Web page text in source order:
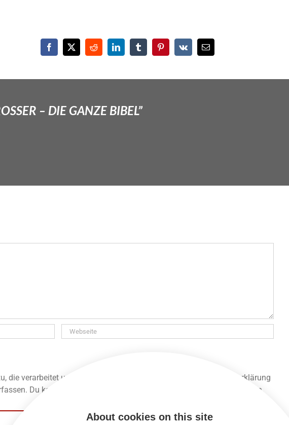
– DIE GANZE BIBEL”
verarbeitet und gespeichert werden. Lies unsere Datenschutzerklärung
Du kannst unsere Seite lesen und alle anderen Funktionen nutzen,
About cookies on this site